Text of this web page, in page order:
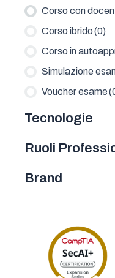
Corso con
Corso ibrido(0)
Corso in
Simulazione
Voucher esame
Tecnologie
Ruoli
Brand